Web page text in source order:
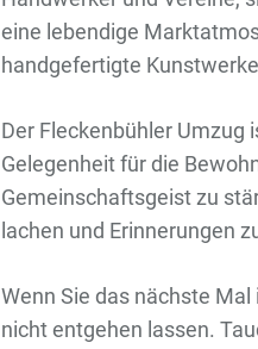
eine lebendige
handgefertigte
Der Fleckenbühler Umzug
Gelegenheit für die
Gemeinschaftsgeist zu
lachen und Erinnerungen
Wenn Sie das nächste
nicht entgehen lassen.